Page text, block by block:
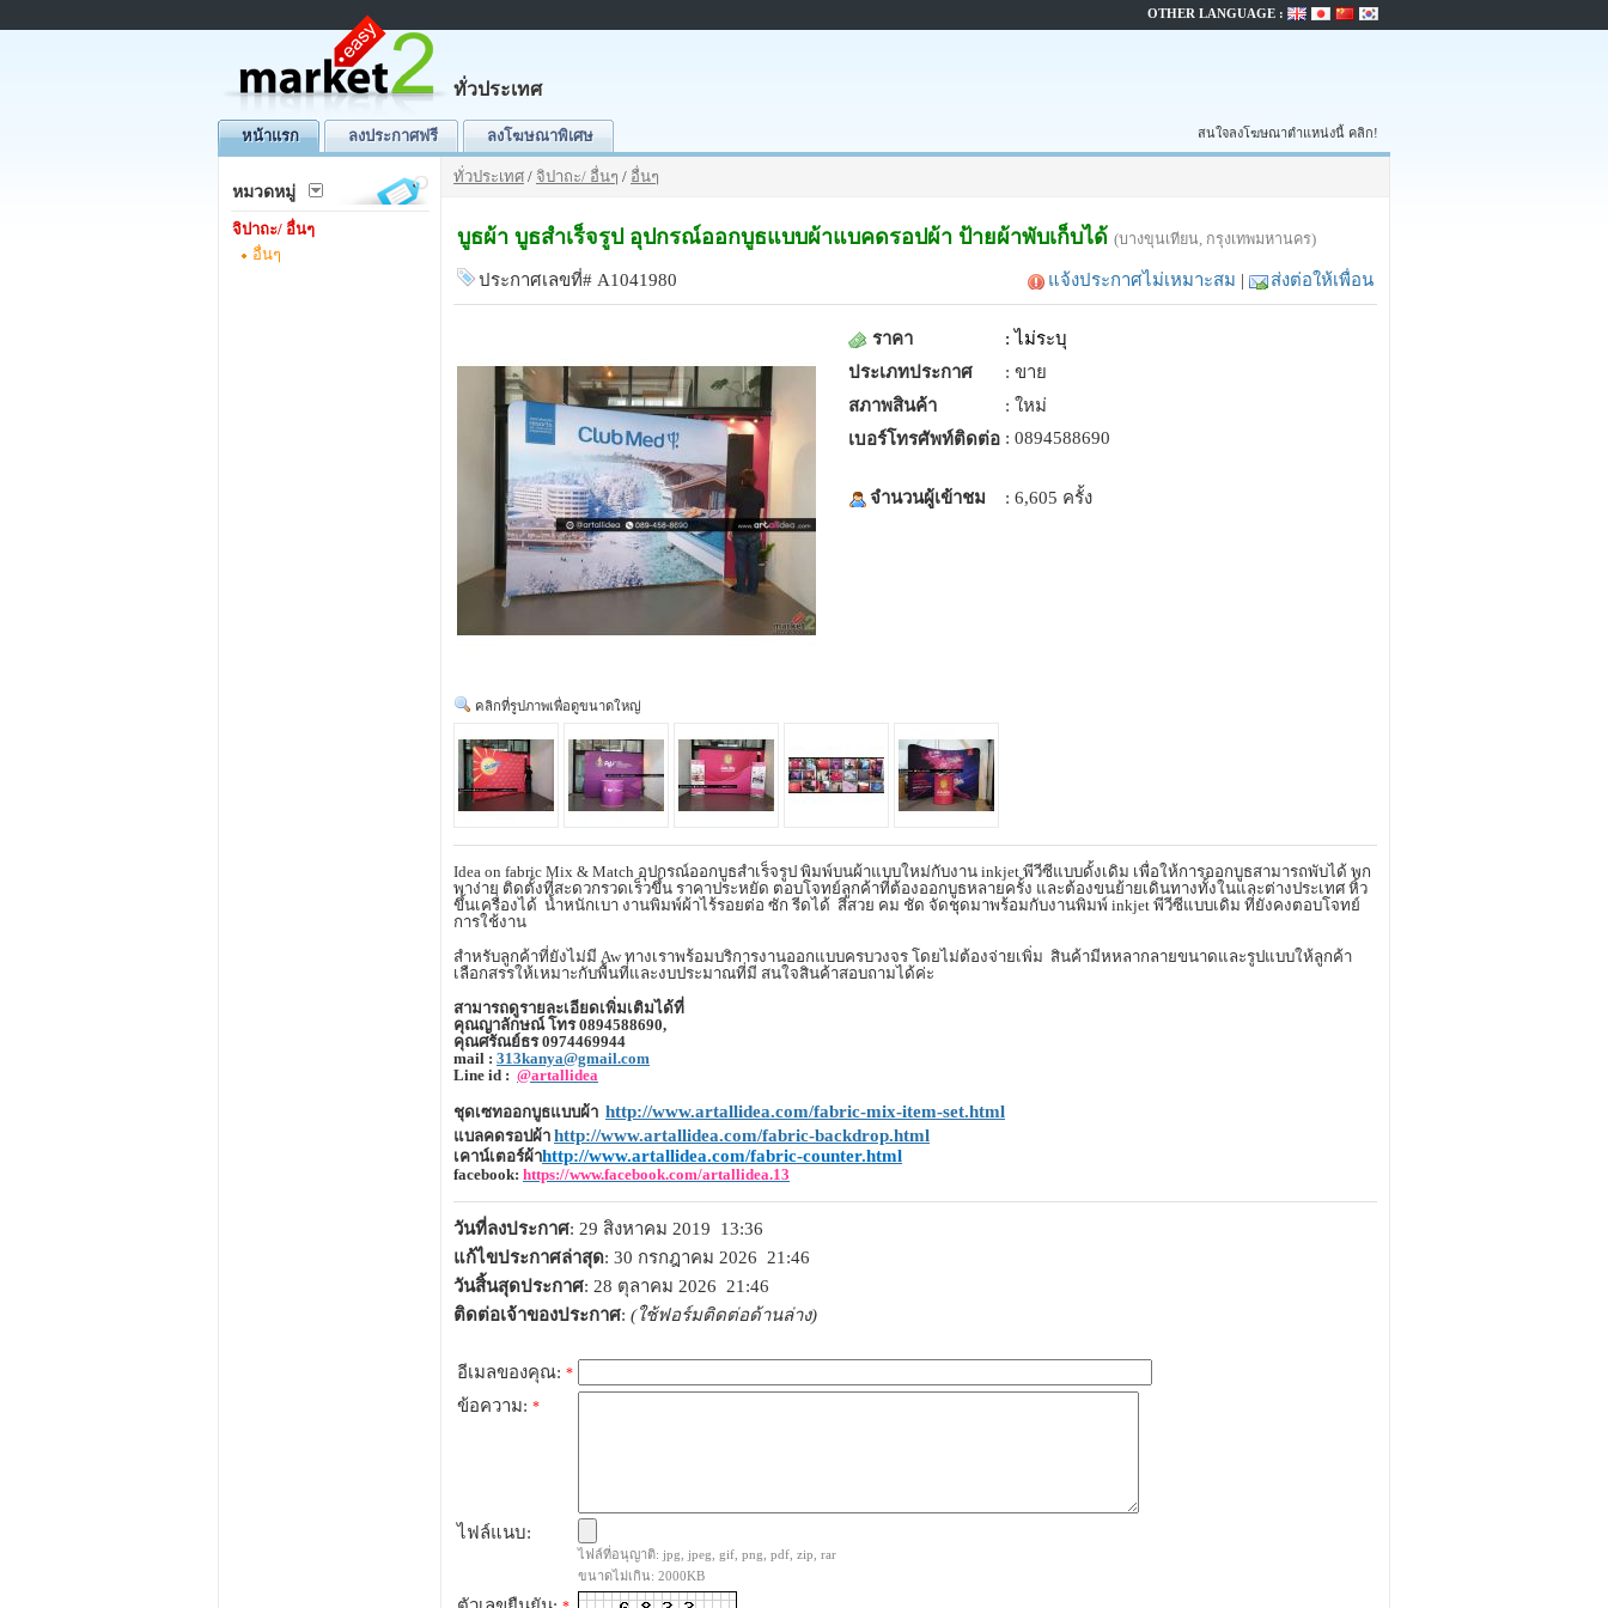
ทั่วประเทศ
สนใจลงโฆษณาตำแหน่งนี้ คลิก!
หน้าแรก ลงประกาศฟรี ลงโฆษณาพิเศษ
OTHER LANGUAGE :
หมวดหมู่
จิปาถะ/ อื่นๆ
อื่นๆ
ทั่วประเทศ / จิปาถะ/ อื่นๆ / อื่นๆ
บูธผ้า บูธสำเร็จรูป อุปกรณ์ออกบูธแบบผ้าแบคดรอปผ้า ป้ายผ้าพับเก็บได้ (บางขุนเทียน, กรุงเทพมหานคร)
ประกาศเลขที่# A1041980 แจ้งประกาศไม่เหมาะสม | ส่งต่อให้เพื่อน
ราคา : ไม่ระบุ
ประเภทประกาศ
: ขาย
สภาพสินค้า
: ใหม่
เบอร์โทรศัพท์ติดต่อ : 0894588690
จำนวนผู้เข้าชม : 6,605 ครั้ง
คลิกที่รูปภาพเพื่อดูขนาดใหญ่
Idea on fabric Mix & Match อุปกรณ์ออกบูธสำเร็จรูป พิมพ์บนผ้าแบบใหม่กับงาน inkjet พีวีซีแบบดั้งเดิม เพื่อให้การออกบูธสามารถพับได้ พก
พาง่าย ติดตั้งที่สะดวกรวดเร็วขึ้น ราคาประหยัด ตอบโจทย์ลูกค้าที่ต้องออกบูธหลายครั้ง และต้องขนย้ายเดินทางทั้งในและต่างประเทศ หิ้ว
ขึ้นเครื่องได้ น้ำหนักเบา งานพิมพ์ผ้าไร้รอยต่อ ซัก รีดได้ สีสวย คม ชัด จัดชุดมาพร้อมกับงานพิมพ์ inkjet พีวีซีแบบเดิม ที่ยังคงตอบโจทย์
การใช้งาน
สำหรับลูกค้าที่ยังไม่มี Awทางเราพร้อมบริการงานออกแบบครบวงจร โดยไม่ต้องจ่ายเพิ่ม สินค้ามีหหลากลายขนาดและรูปแบบให้ลูกค้า
เลือกสรรให้เหมาะกับพื้นที่และงบประมาณที่มี สนใจสินค้าสอบถามได้ค่ะ
สามารถดูรายละเอียดเพิ่มเติมได้ที่
คุณญาลักษณ์ โทร 0894588690,
คุณศรัณย์ธร0974469944
mail : 313kanya@gmail.com
Line id : @artallidea
ชุดเซทออกบูธแบบผ้า http://www.artallidea.com/fabric-mix-item-set.html
แบลคดรอปผ้า http://www.artallidea.com/fabric-backdrop.html
เคาน์เตอร์ผ้าhttp://www.artallidea.com/fabric-counter.html
facebook: https://www.facebook.com/artallidea.13
วันที่ลงประกาศ: 29 สิงหาคม 2019 13:36
แก้ไขประกาศล่าสุด: 30 กรกฎาคม 2026 21:46
วันสิ้นสุดประกาศ: 28 ตุลาคม 2026 21:46
ติดต่อเจ้าของประกาศ: (ใช้ฟอร์มติดต่อด้านล่าง)
อีเมลของคุณ: *
ข้อความ: *
ไฟล์แนบ:
ไฟล์ที่อนุญาติ: jpg, jpeg, gif, png, pdf, zip, rar
ขนาดไม่เกิน: 2000KB